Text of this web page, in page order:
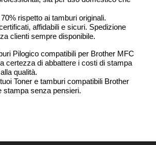
rispetto ai tamburi originali.
affidabili e sicuri. Spedizione
clienti sempre disponibile.
Pilogico compatibili per Brother MFC
certezza di abbattere i costi di stampa
qualità.
Toner e tamburi compatibili Brother
stampa senza pensieri.